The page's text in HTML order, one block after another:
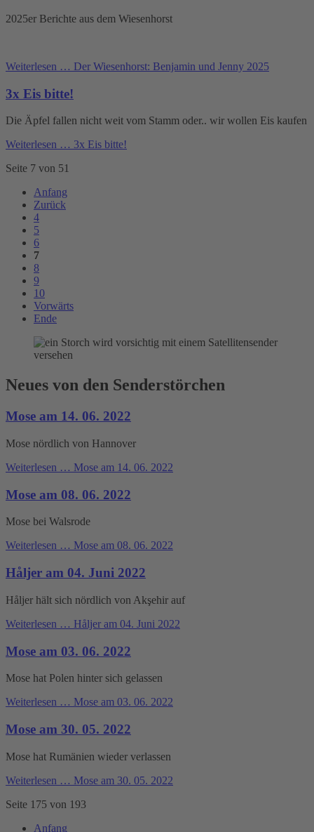
2025er Berichte aus dem Wiesenhorst
Weiterlesen … Der Wiesenhorst: Benjamin und Jenny 2025
3x Eis bitte!
Die Äpfel fallen nicht weit vom Stamm oder.. wir wollen Eis kaufen
Weiterlesen … 3x Eis bitte!
Seite 7 von 51
Anfang
Zurück
4
5
6
7
8
9
10
Vorwärts
Ende
Neues von den Senderstörchen
Mose am 14. 06. 2022
Mose nördlich von Hannover
Weiterlesen … Mose am 14. 06. 2022
Mose am 08. 06. 2022
Mose bei Walsrode
Weiterlesen … Mose am 08. 06. 2022
Håljer am 04. Juni 2022
Håljer hält sich nördlich von Akşehir auf
Weiterlesen … Håljer am 04. Juni 2022
Mose am 03. 06. 2022
Mose hat Polen hinter sich gelassen
Weiterlesen … Mose am 03. 06. 2022
Mose am 30. 05. 2022
Mose hat Rumänien wieder verlassen
Weiterlesen … Mose am 30. 05. 2022
Seite 175 von 193
Anfang